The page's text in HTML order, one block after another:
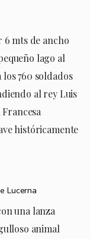
6 mts de ancho
lago al
760 soldados
al rey Luis
históricamente
una lanza
animal